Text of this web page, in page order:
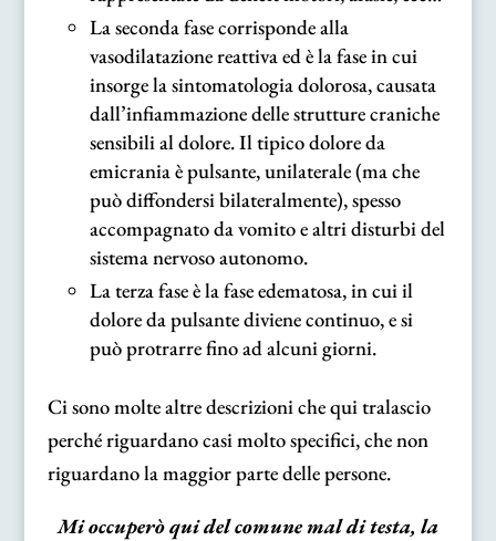
La seconda fase corrisponde alla
vasodilatazione reattiva ed è la fase in cui
insorge la sintomatologia dolorosa, causata
dall’infiammazione delle strutture craniche
sensibili al dolore. Il tipico dolore da
emicrania è pulsante, unilaterale (ma che
può diffondersi bilateralmente), spesso
accompagnato da vomito e altri disturbi del
sistema nervoso autonomo.
La terza fase è la fase edematosa, in cui il
dolore da pulsante diviene continuo, e si
può protrarre fino ad alcuni giorni.
Ci sono molte altre descrizioni che qui tralascio
perché riguardano casi molto specifici, che non
riguardano la maggior parte delle persone.
Mi occuperò qui del comune mal di testa, la